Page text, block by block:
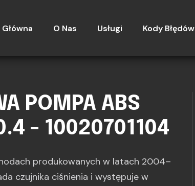
O Nas Usługi Kody Błędów
POMPA ABS
- 10020701104
produkowanych w latach 2004–
czujnika ciśnienia i występuje w